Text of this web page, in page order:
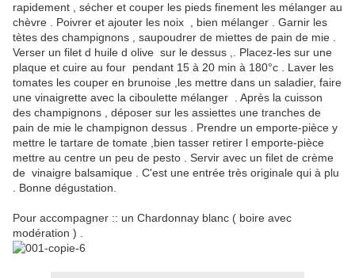
rapidement , sécher et couper les pieds finement les mélanger au
chèvre . Poivrer et ajouter les noix , bien mélanger . Garnir les
tètes des champignons , saupoudrer de miettes de pain de mie .
Verser un filet d huile d olive sur le dessus ,. Placez-les sur une
plaque et cuire au four pendant 15 à 20 min à 180°c . Laver les
tomates les couper en brunoise ,les mettre dans un saladier, faire
une vinaigrette avec la ciboulette mélanger . Après la cuisson
des champignons , déposer sur les assiettes une tranches de
pain de mie le champignon dessus . Prendre un emporte-pièce y
mettre le tartare de tomate ,bien tasser retirer l emporte-pièce
mettre au centre un peu de pesto . Servir avec un filet de crème
de vinaigre balsamique . C'est une entrée très originale qui à plu
. Bonne dégustation.
Pour accompagner :: un Chardonnay blanc ( boire avec
modération ) .